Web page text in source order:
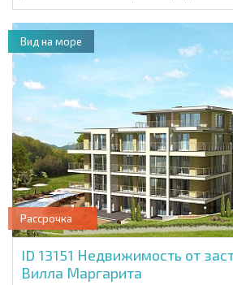
Рассрочка
ID 13151 Недвижимость от
Вилла Маргарита
Вид на море